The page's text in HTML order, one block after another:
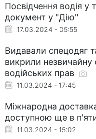
Посвідчення водія у
документ у "Дію"
17.03.2024 - 05:55
Видавали спецодяг
викрили
водійських прав
11.03.2024 - 17:45
Міжнародна
доступною ще в
11.03.2024 - 15:02